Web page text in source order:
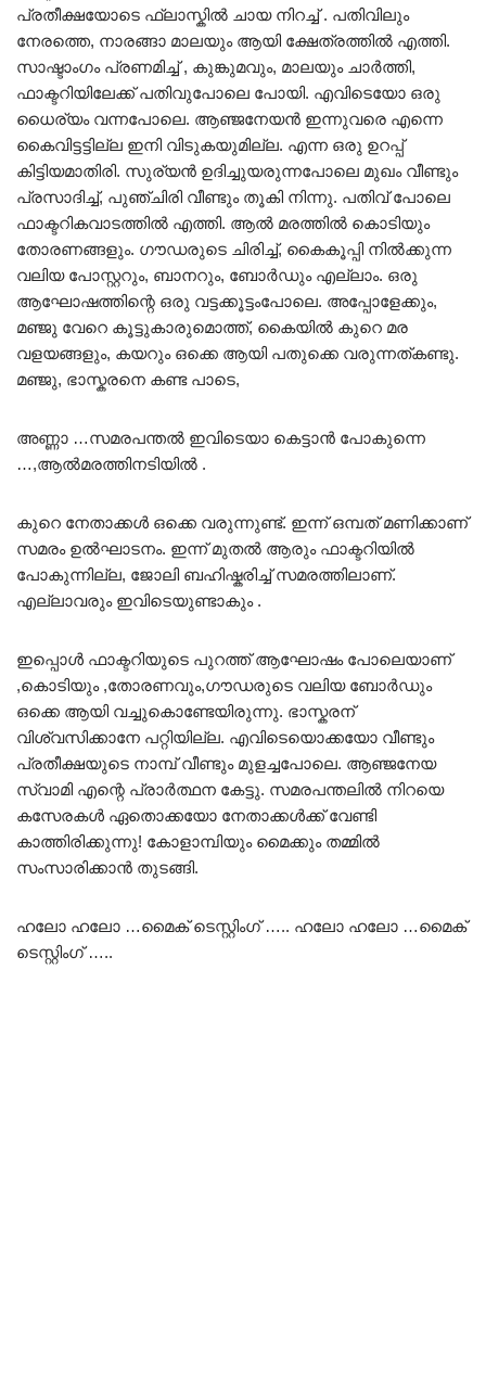
പ്രതീക്ഷയോടെ ഫ്ലാസ്കിൽ ചായ നിറച്ച് . പതിവിലും
നേരത്തെ, നാരങ്ങാ മാലയും ആയി ക്ഷേത്രത്തിൽ എത്തി.
സാഷ്ടാംഗം പ്രണമിച്ച് , കുങ്കുമവും, മാലയും ചാർത്തി,
ഫാക്ടറിയിലേക്ക് പതിവുപോലെ പോയി. എവിടെയോ ഒരു
ധൈര്യം വന്നപോലെ. ആഞ്ജനേയൻ ഇന്നുവരെ എന്നെ
കൈവിട്ടട്ടില്ല ഇനി വിടുകയുമില്ല. എന്ന ഒരു ഉറപ്പ്
കിട്ടിയമാതിരി. സുര്യൻ ഉദിച്ചുയരുന്നപോലെ മുഖം വീണ്ടും
പ്രസാദിച്ച്, പുഞ്ചിരി വീണ്ടും തൂകി നിന്നു. പതിവ് പോലെ
ഫാക്ടറികവാടത്തിൽ എത്തി. ആൽ മരത്തിൽ കൊടിയും
തോരണങ്ങളും. ഗൗഡരുടെ ചിരിച്ച്, കൈകൂപ്പി നിൽക്കുന്ന
വലിയ പോസ്റ്ററും, ബാനറും, ബോർഡും എല്ലാം. ഒരു
ആഘോഷത്തിന്റെ ഒരു വട്ടക്കൂട്ടംപോലെ. അപ്പോളേക്കും,
മഞ്ജു വേറെ കൂട്ടുകാരുമൊത്ത്, കൈയിൽ കുറെ മര
വളയങ്ങളും, കയറും ഒക്കെ ആയി പതുക്കെ വരുന്നത്കണ്ടു.
മഞ്ജു, ഭാസ്കരനെ കണ്ട പാടെ,
അണ്ണാ …സമരപന്തൽ ഇവിടെയാ കെട്ടാൻ പോകുന്നെ
…,ആൽമരത്തിനടിയിൽ .
കുറെ നേതാക്കൾ ഒക്കെ വരുന്നുണ്ട്. ഇന്ന് ഒമ്പത് മണിക്കാണ്
സമരം ഉൽഘാടനം. ഇന്ന് മുതൽ ആരും ഫാക്ടറിയിൽ
പോകുന്നില്ല, ജോലി ബഹിഷ്കരിച്ച് സമരത്തിലാണ്.
എല്ലാവരും ഇവിടെയുണ്ടാകും .
ഇപ്പൊൾ ഫാക്ടറിയുടെ പുറത്ത് ആഘോഷം പോലെയാണ്
,കൊടിയും ,തോരണവും,ഗൗഡരുടെ വലിയ ബോർഡും
ഒക്കെ ആയി വച്ചുകൊണ്ടേയിരുന്നു. ഭാസ്കരന്
വിശ്വസിക്കാനേ പറ്റിയില്ല. എവിടെയൊക്കയോ വീണ്ടും
പ്രതീക്ഷയുടെ നാമ്പ് വീണ്ടും മുളച്ചപോലെ. ആഞ്ജനേയ
സ്വാമി എന്റെ പ്രാർത്ഥന കേട്ടു. സമരപന്തലിൽ നിറയെ
കസേരകൾ ഏതൊക്കയോ നേതാക്കൾക്ക് വേണ്ടി
കാത്തിരിക്കുന്നു! കോളാമ്പിയും മൈക്കും തമ്മിൽ
സംസാരിക്കാൻ തുടങ്ങി.
ഹലോ ഹലോ …മൈക് ടെസ്റ്റിംഗ് ….. ഹലോ ഹലോ …മൈക്
ടെസ്റ്റിംഗ് …..